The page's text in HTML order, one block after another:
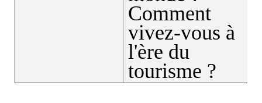
Comment
vivez-vous à
l'ère du
tourisme ?